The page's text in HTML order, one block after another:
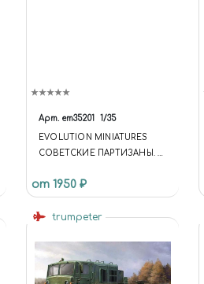
Арт. em35201 1/35
EVOLUTION MINIATURES
СОВЕТСКИЕ ПАРТИЗАНЫ. 2
от 1950 ₽
trumpeter